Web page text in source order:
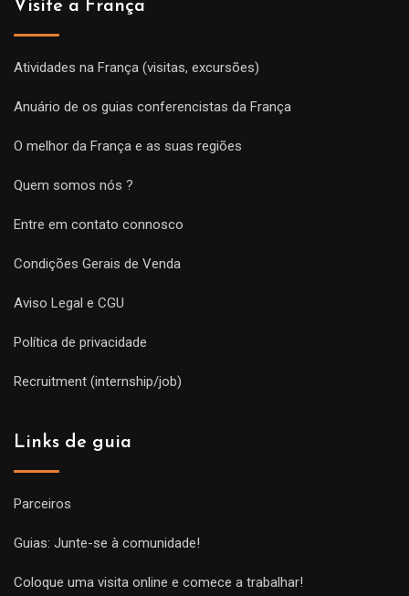
Visite a França
Atividades na França (visitas, excursões)
Anuário de os guias conferencistas da França
O melhor da França e as suas regiões
Quem somos nós ?
Entre em contato connosco
Condições Gerais de Venda
Aviso Legal e CGU
Política de privacidade
Recruitment (internship/job)
Links de guia
Parceiros
Guias: Junte-se à comunidade!
Coloque uma visita online e comece a trabalhar!